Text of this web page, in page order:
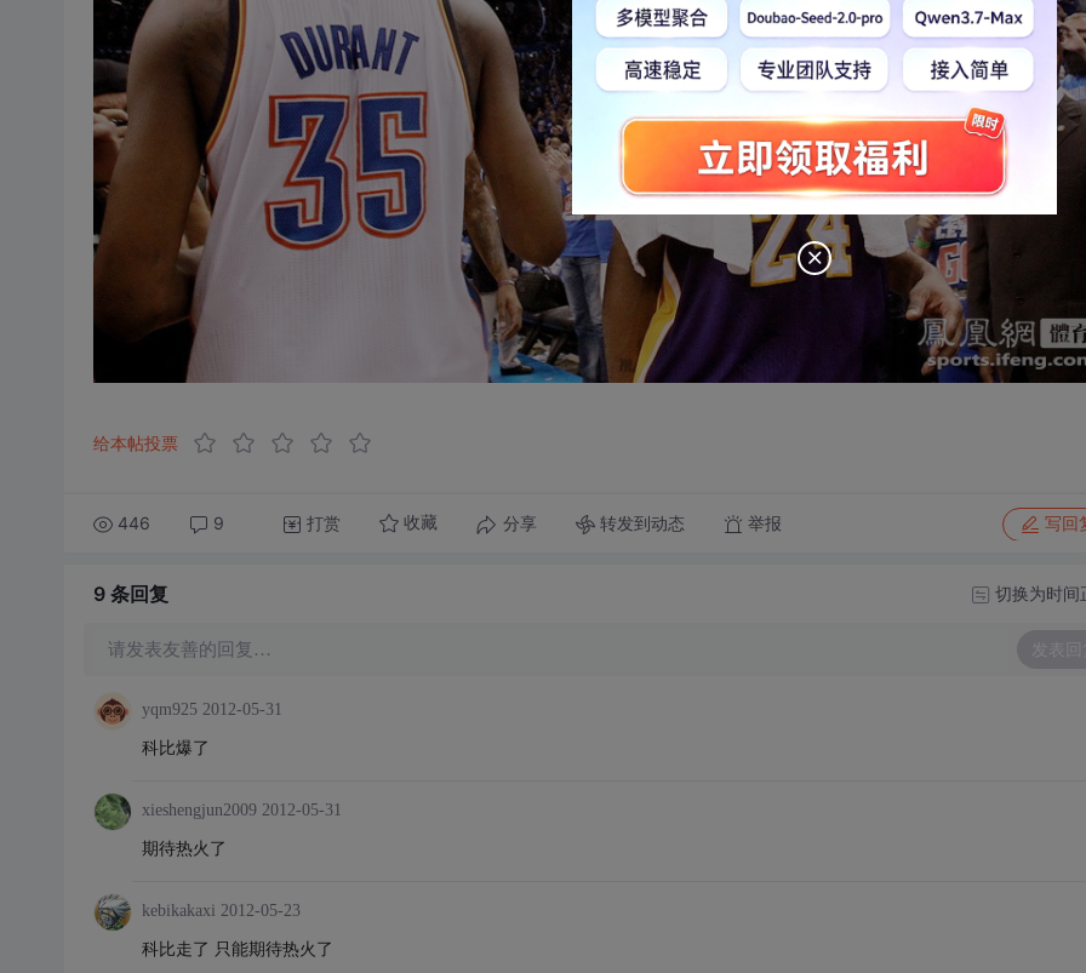
给本帖投票
446 9 打赏 收藏 分享 转发到动态 举报 写回
9 条回复 切换为时间
请发表友善的回复… 发表回
yqm925 2012-05-31
科比爆了
xieshengjun2009 2012-05-31
期待热火了
kebikakaxi 2012-05-23
科比走了 只能期待热火了